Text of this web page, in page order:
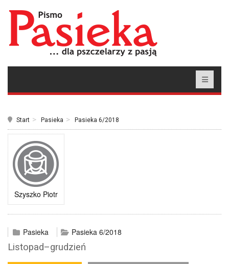
Start Pasieka Pasieka 6/2018
Szyszko Piotr
Pasieka Pasieka 6/2018
Listopad–grudzień